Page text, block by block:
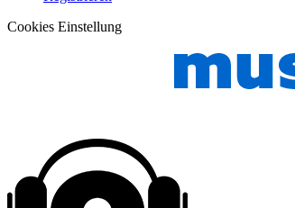
Cookies Einstellung